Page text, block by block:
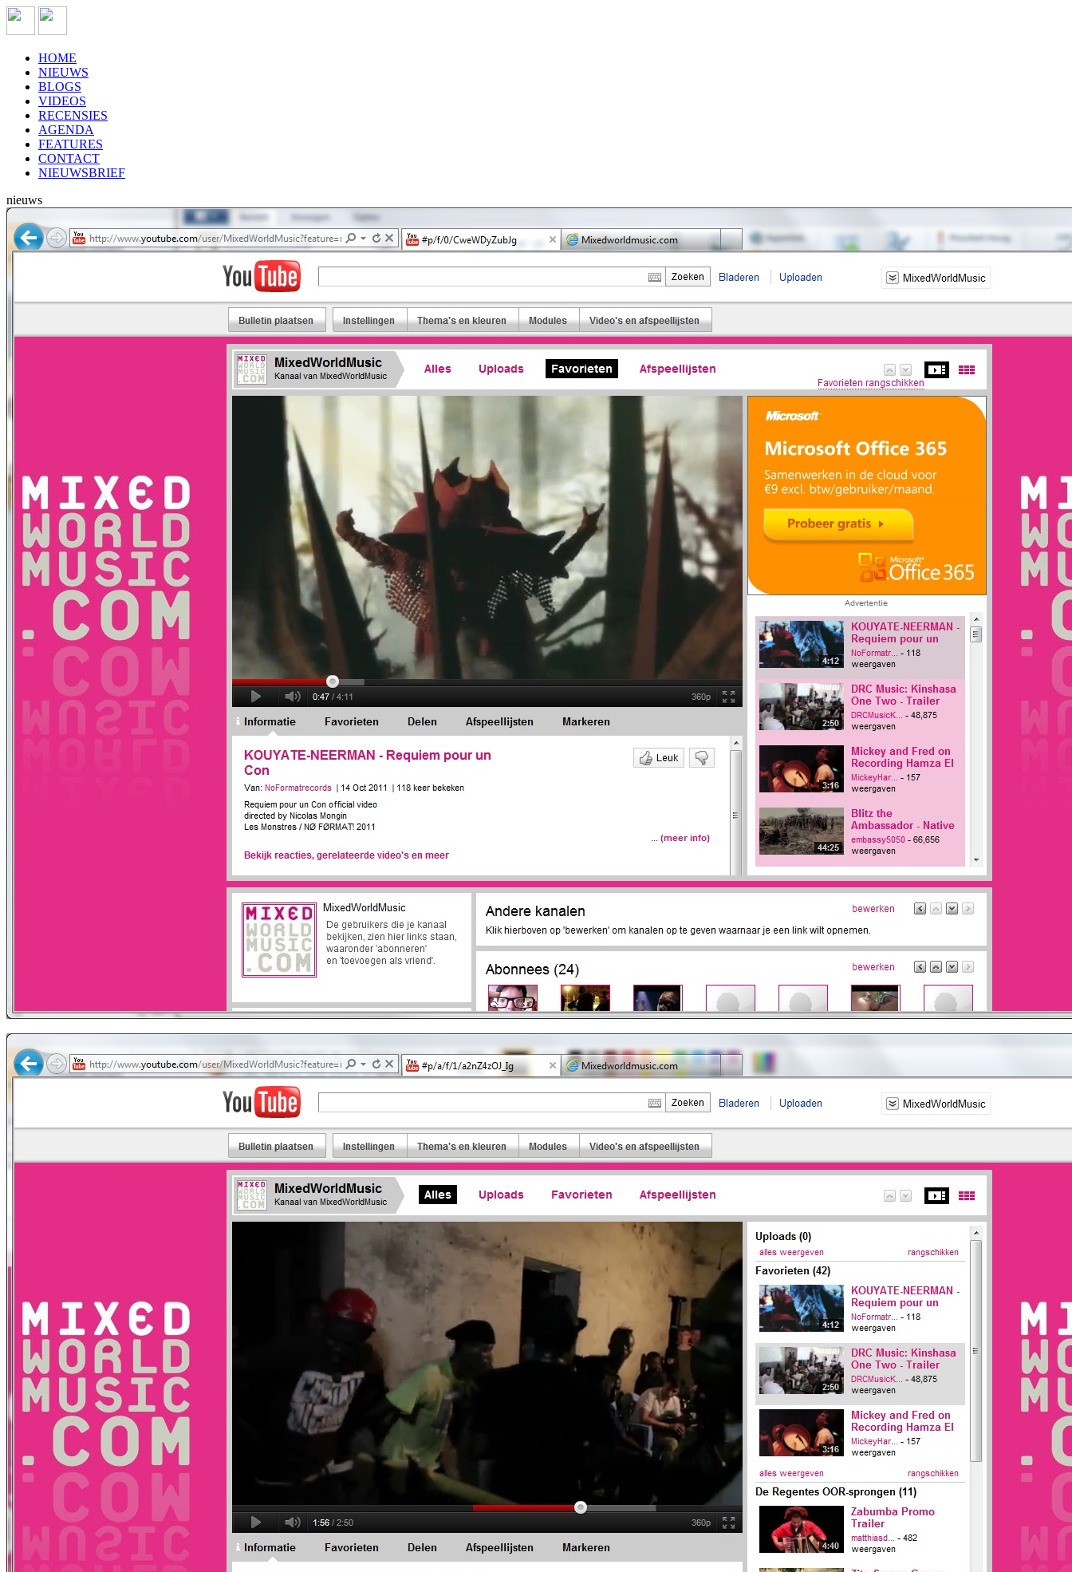
HOME
NIEUWS
BLOGS
VIDEOS
RECENSIES
AGENDA
FEATURES
CONTACT
NIEUWSBRIEF
nieuws